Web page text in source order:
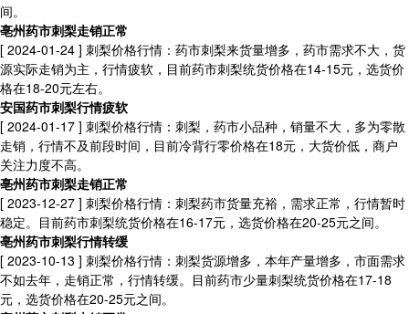
间。
亳州药市刺梨走销正常
[ 2024-01-24 ] 刺梨价格行情：药市刺梨来货量增多，药市需求不大，货
源实际走销为主，行情疲软，目前药市刺梨统货价格在14-15元，选货价
格在18-20元左右。
安国药市刺梨行情疲软
[ 2024-01-17 ] 刺梨价格行情：刺梨，药市小品种，销量不大，多为零散
走销，行情不及前段时间，目前冷背行零价格在18元，大货价低，商户
关注力度不高。
亳州药市刺梨走销正常
[ 2023-12-27 ] 刺梨价格行情：刺梨药市货量充裕，需求正常，行情暂时
稳定。目前药市刺梨统货价格在16-17元，选货价格在20-25元之间。
亳州药市刺梨行情转缓
[ 2023-10-13 ] 刺梨价格行情：刺梨货源增多，本年产量增多，市面需求
不如去年，走销正常，行情转缓。目前药市少量刺梨统货价格在17-18
元，选货价格在20-25元之间。